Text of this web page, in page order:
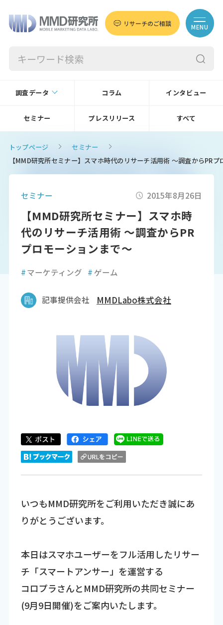
リサーチのご相談 MENU
調査データ コラム インタビュー
セミナー プレスリリース すべて
トップページ
セミナー
【MMD研究所セミナー】スマホ時代のリサーチ活用術 ～調査からPR
セミナー 2015年8月26日
【MMD研究所セミナー】スマホ時
代のリサーチ活用術 ～調査からPR
プロモーションまで～
#マーケティング # ゲーム
記事提供会社 MMDLabo株式会社
いつもMMD研究所をご利用いただき誠にあ
りがとうございます。
本日はスマホユーザーをフル活用したリサー
チ「スマートアンサー」を運営する
コロプラさんとMMD研究所の共同セミナー
(9月9日開催)をご案内いたします。